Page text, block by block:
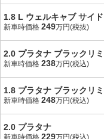
1.8 L ウェルキャブ サイ
新車時価格 249万円(税抜)
2.0 プラタナ ブラックリ
新車時価格 238万円(税込)
1.8 プラタナ ブラックリ
新車時価格 248万円(税込)
2.0 プラタナ
新車時価格 229万円(税込)